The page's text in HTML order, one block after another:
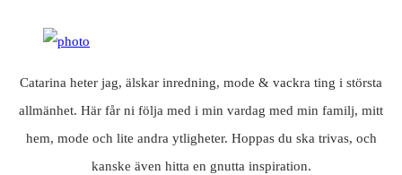
Catarina heter jag, älskar inredning, mode & vackra ting i största
allmänhet. Här får ni följa med i min vardag med min familj, mitt
hem, mode och lite andra ytligheter. Hoppas du ska trivas, och
kanske även hitta en gnutta inspiration.